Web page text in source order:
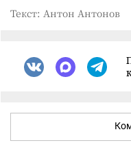
Текст: Антон Антонов